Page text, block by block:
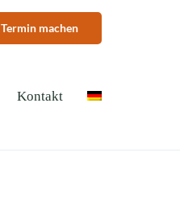
Termin machen
Kontakt